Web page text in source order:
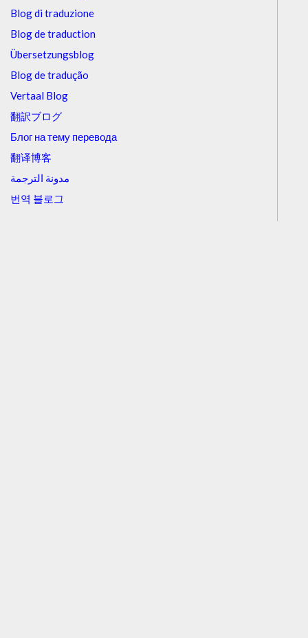
Blog di traduzione
Blog de traduction
Übersetzungsblog
Blog de tradução
Vertaal Blog
翻訳ブログ
Блог на тему перевода
翻译博客
مدونة الترجمة
번역 블로그